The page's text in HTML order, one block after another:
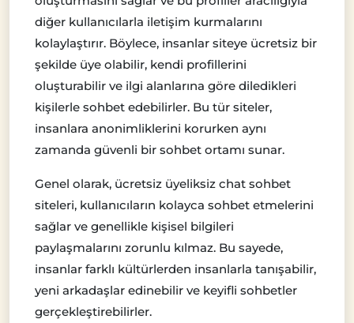
diğer kullanıcılarla iletişim kurmalarını
kolaylaştırır. Böylece, insanlar siteye ücretsiz bir
şekilde üye olabilir, kendi profillerini
oluşturabilir ve ilgi alanlarına göre diledikleri
kişilerle sohbet edebilirler. Bu tür siteler,
insanlara anonimliklerini korurken aynı
zamanda güvenli bir sohbet ortamı sunar.
Genel olarak, ücretsiz üyeliksiz chat sohbet
siteleri, kullanıcıların kolayca sohbet etmelerini
sağlar ve genellikle kişisel bilgileri
paylaşmalarını zorunlu kılmaz. Bu sayede,
insanlar farklı kültürlerden insanlarla tanışabilir,
yeni arkadaşlar edinebilir ve keyifli sohbetler
gerçekleştirebilirler.